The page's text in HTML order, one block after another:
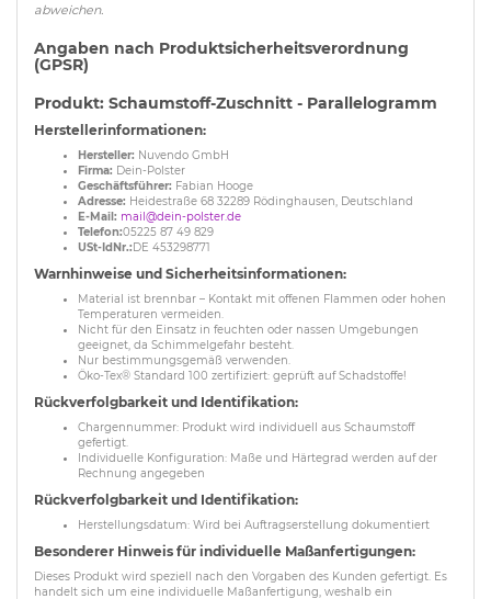
abweichen.
Angaben nach Produktsicherheitsverordnung
(GPSR)
Produkt: Schaumstoff-Zuschnitt - Parallelogramm
Herstellerinformationen:
Hersteller: Nuvendo GmbH
Firma: Dein-Polster
Geschäftsführer: Fabian Hooge
Adresse: Heidestraße 68 32289 Rödinghausen, Deutschland
E-Mail: mail@dein-polster.de
Telefon:05225 87 49 829
USt-IdNr.: DE 453298771
Warnhinweise und Sicherheitsinformationen:
Material ist brennbar – Kontakt mit offenen Flammen oder hohen
Temperaturen vermeiden.
Nicht für den Einsatz in feuchten oder nassen Umgebungen
geeignet, da Schimmelgefahr besteht.
Nur bestimmungsgemäß verwenden.
Öko-Tex® Standard 100 zertifiziert: geprüft auf Schadstoffe!
Rückverfolgbarkeit und Identifikation:
Chargennummer: Produkt wird individuell aus Schaumstoff
gefertigt.
Individuelle Konfiguration: Maße und Härtegrad werden auf der
Rechnung angegeben
Rückverfolgbarkeit und Identifikation:
Herstellungsdatum: Wird bei Auftragserstellung dokumentiert
Besonderer Hinweis für individuelle Maßanfertigungen:
Dieses Produkt wird speziell nach den Vorgaben des Kunden gefertigt. Es
handelt sich um eine individuelle Maßanfertigung, weshalb ein